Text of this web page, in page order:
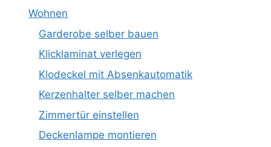
Wohnen
Garderobe selber bauen
Klicklaminat verlegen
Klodeckel mit Absenkautomatik
Kerzenhalter selber machen
Zimmertür einstellen
Deckenlampe montieren